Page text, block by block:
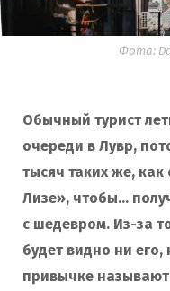
Фота:
Обычный турист
очереди в Лувр,
тысяч таких же,
Лизе», чтобы…
с шедевром. Из-за
будет видно ни
привычке